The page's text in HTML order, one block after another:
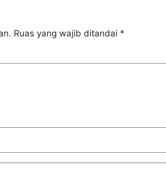
Ruas yang wajib ditandai *